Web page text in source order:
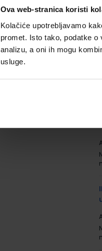
Ova web-stranica koristi
Kolačiće upotrebljavamo
promet. Isto tako, podatke
analizu, a oni ih mogu
usluge.